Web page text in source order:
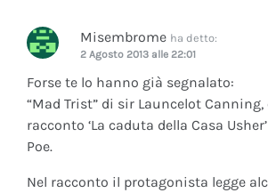
Misembrome ha detto:
2 Agosto 2013 alle 22:01
Forse te lo hanno già segnalato:
“Mad Trist” di sir Launcelot
racconto ‘La caduta della Casa
Poe.
Nel racconto il protagonista legge